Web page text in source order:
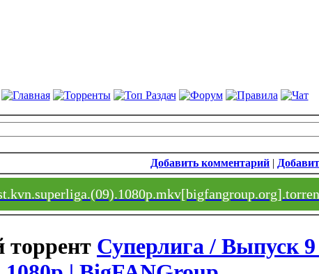
Добавить комментарий |
Суперлига / Выпуск 9